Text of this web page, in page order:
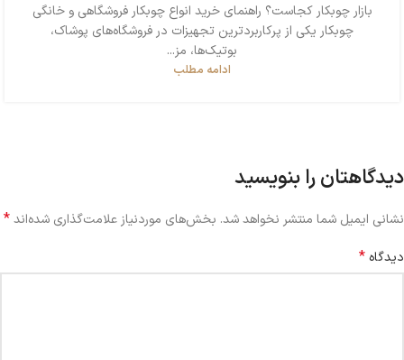
بازار چوبکار کجاست؟ راهنمای خرید انواع چوبکار فروشگاهی و خانگی
چوبکار یکی از پرکاربردترین تجهیزات در فروشگاه‌های پوشاک،
بوتیک‌ها، مز...
ادامه مطلب
دیدگاهتان را بنویسید
نشانی ایمیل شما منتشر نخواهد شد. بخش‌های موردنیاز علامت‌گذاری شده‌اند*
دیدگاه *